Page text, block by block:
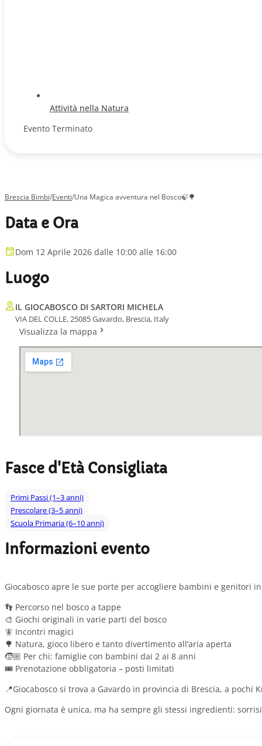
Attività nella Natura
Evento Terminato
Brescia Bimbi/Eventi/Una Magica avventura nel Bosco🍃🌳
Data e Ora
Dom 12 Aprile 2026 dalle 10:00 alle 16:00
Luogo
IL GIOCABOSCO DI SARTORI MICHELA
VIA DEL COLLE, 25085 Gavardo, Brescia, Italy
Visualizza la mappa
Fasce d'Età Consigliata
Primi Passi (1–3 anni)
Prescolare (3–5 anni)
Scuola Primaria (6–10 anni)
Informazioni evento
Giocabosco apre le sue porte per accogliere bambini e genitori
👣 Percorso nel bosco a tappe
🎨 Giochi originali in varie parti del bosco
🧚 Incontri magici
🌳 Natura, gioco libero e tanto divertimento all’aria aperta
🧒🏼 Per chi: famiglie con bambini dai 2 ai 8 anni
🎟️ Prenotazione obbligatoria – posti limitati
📍Giocabosco si trova a Gavardo in provincia di Brescia, a pochi
Ogni giornata è unica, ma ha sempre gli stessi ingredienti: